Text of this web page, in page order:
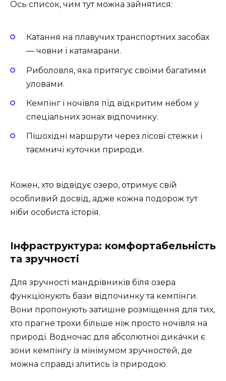
Ось список, чим тут можна зайнятися:
Катання на плавучих транспортних засобах
— човни і катамарани.
Риболовля, яка притягує своїми багатими
уловами.
Кемпінг і ночівля під відкритим небом у
спеціальних зонах відпочинку.
Пішохідні маршрути через лісові стежки і
таємничі куточки природи.
Кожен, хто відвідує озеро, отримує свій
особливий досвід, адже кожна подорож тут
ніби особиста історія.
Інфраструктура: комфортабельність
та зручності
Для зручності мандрівників біля озера
функціонують бази відпочинку та кемпінги.
Вони пропонують затишне розміщення для тих,
хто прагне трохи більше ніж просто ночівля на
природі. Водночас для абсолютної дика́чки є
зони кемпінгу із мінімумом зручностей, де
можна справді злитись із природою.